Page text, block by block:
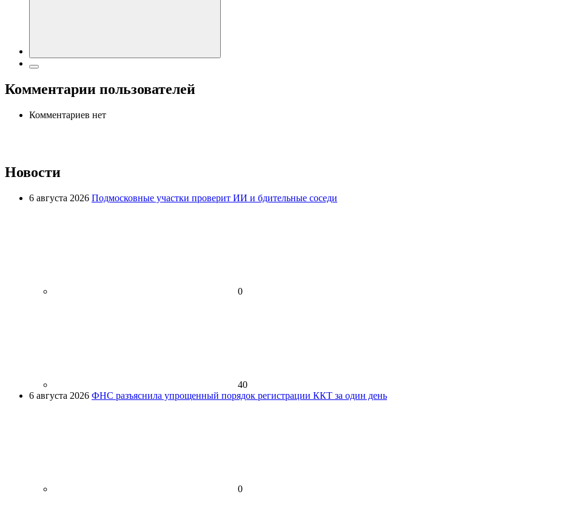
Комментарии пользователей
Комментариев нет
Новости
6 августа 2026 Подмосковные участки проверит ИИ и бдительные соседи
0
40
6 августа 2026 ФНС разъяснила упрощенный порядок регистрации ККТ за один день
0